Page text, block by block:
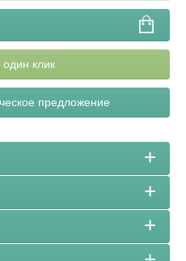
один клик
предложение